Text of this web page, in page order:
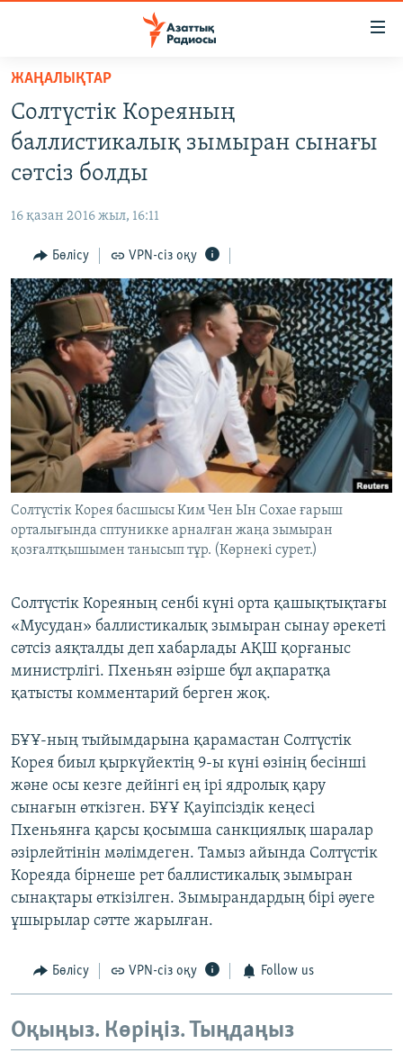
Skip
main
content
main
to
Search
САЯСАТ
AZATTYQTV
АДАМ ҚҰҚЫҚТАРЫ
ӘЛЕУМЕТ
ӘЛЕМ
АРНАЙЫ ЖОБАЛАР
Русский
ЖАЗЫЛЫҢЫЗ
Басқа тілдерде
ЖАҢАЛЫҚТАР
Солтүстік Кореяның
баллистикалық зымыран сынағы
сәтсіз болды
16 қазан 2016 жыл, 16:11
Бөлісу VPN-сіз оқу
Солтүстік Корея басшысы Ким Чен Ын Сохае ғарыш
орталығында сптуникке арналған жаңа зымыран
қозғалтқышымен танысып тұр. (Көрнекі сурет.)
Солтүстік Кореяның сенбі күні орта қашықтықтағы
«Мусудан» баллистикалық зымыран сынау әрекеті
сәтсіз аяқталды деп хабарлады АҚШ қорғаныс
министрлігі. Пхеньян әзірше бұл ақпаратқа
қатысты комментарий берген жоқ.
БҰҰ-ның тыйымдарына қарамастан Солтүстік
Корея биыл қыркүйектің 9-ы күні өзінің бесінші
және осы кезге дейінгі ең ірі ядролық қару
сынағын өткізген. БҰҰ Қауіпсіздік кеңесі
Пхеньянға қарсы қосымша санкциялық шаралар
әзірлейтінін мәлімдеген. Тамыз айында Солтүстік
Кореяда бірнеше рет баллистикалық зымыран
сынақтары өткізілген. Зымырандардың бірі әуеге
ұшырылар сәтте жарылған.
Бөлісу VPN-сіз оқу Follow us
Оқыңыз. Көріңіз. Тыңдаңыз